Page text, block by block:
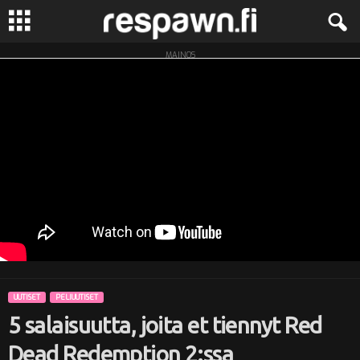
R
w
MAINOS
UUTISET PELIUUTISET
5 salaisuutta, joita et tiennyt Red
Dead Redemption 2:ssa